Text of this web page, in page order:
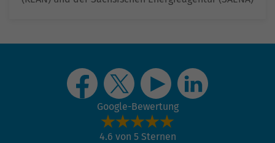
Google-Bewertung
4.6 von 5 Sternen